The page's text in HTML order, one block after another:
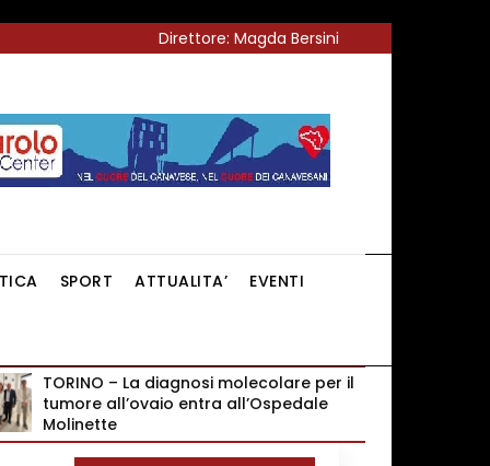
Direttore: Magda Bersini
SPORT ATTUALITA’ EVENTI
TORINO – La diagnosi molecolare per il
tumore all’ovaio entra all’Ospedale
Molinette